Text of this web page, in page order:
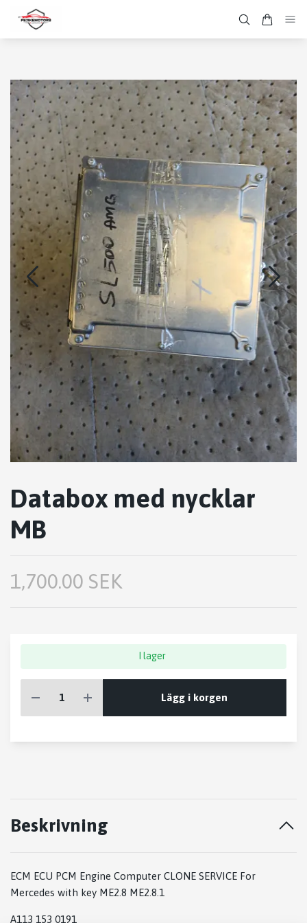
Databox med nycklar
MB
1,700.00 SEK
I lager
Lägg i korgen
Beskrivning
ECM ECU PCM Engine Computer CLONE SERVICE For
Mercedes with key ME2.8 ME2.8.1
A113 153 0191